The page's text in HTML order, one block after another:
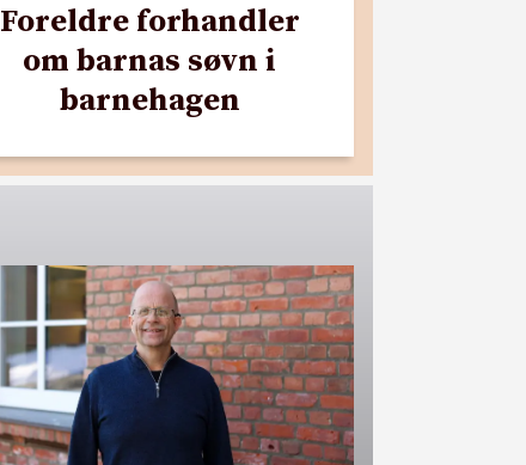
Foreldre forhandler
om barnas søvn i
barnehagen